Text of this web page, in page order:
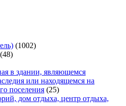
(1002)
(48)
в здании, являющемся
или находящемся на
поселения (25)
дом отдыха, центр отдыха,